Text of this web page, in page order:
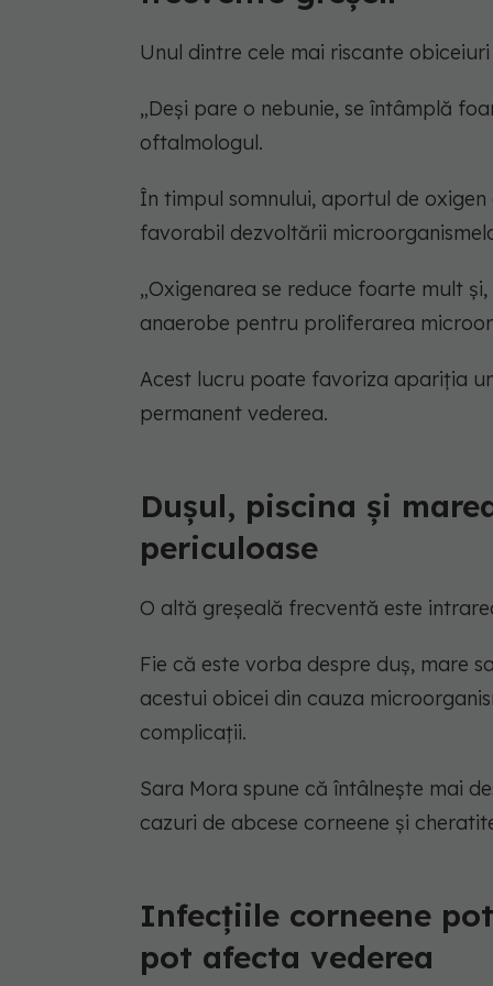
Unul dintre cele mai riscante
„Deși pare o nebunie, se întâmplă
oftalmologul.
În timpul somnului, aportul de
favorabil dezvoltării
„Oxigenarea se reduce foarte mult
anaerobe pentru proliferarea
Acest lucru poate favoriza apariția
permanent vederea.
Dușul, piscina și
periculoase
O altă greșeală frecventă este
Fie că este vorba despre duș, mare
acestui obicei din cauza
complicații.
Sara Mora spune că întâlnește mai
cazuri de abcese corneene și
Infecțiile corneene
pot afecta vederea